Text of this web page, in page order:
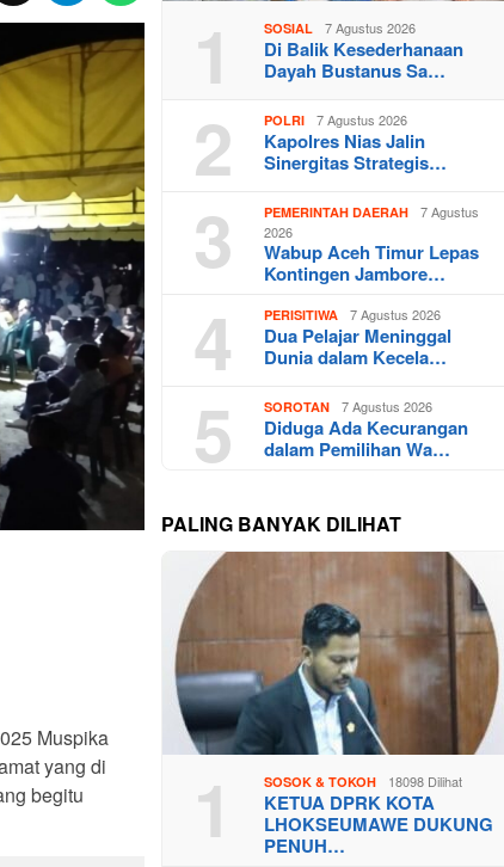
Muspika
yang di
begitu
1 SOSIAL 7 Agustus 2026
Di Balik Kesederhanaan
Dayah Bustanus Sa…
2 POLRI 7 Agustus 2026
Kapolres Nias Jalin
Sinergitas Strategis…
3 PEMERINTAH DAERAH
7 Agustus
2026
Wabup Aceh Timur Lepas
Kontingen Jambore…
4 PERISITIWA 7 Agustus 2026
Dua Pelajar Meninggal
Dunia dalam Kecela…
5 SOROTAN 7 Agustus 2026
Diduga Ada Kecurangan
dalam Pemilihan Wa…
PALING BANYAK DILIHAT
1 SOSOK & TOKOH 18098 Dilihat
KETUA DPRK KOTA
LHOKSEUMAWE DUKUNG
PENUH…